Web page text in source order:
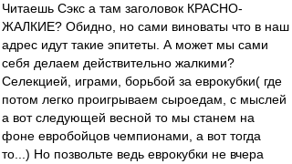
Читаешь Сэкс а там заголовок КРАСНО-
ЖАЛКИЕ? Обидно, но сами виноваты что в наш
адрес идут такие эпитеты. А может мы сами
себя делаем действительно жалкими?
Селекцией, играми, борьбой за еврокубки( где
потом легко проигрываем сыроедам, с мыслей
а вот следующей весной то мы станем на
фоне евробойцов чемпионами, а вот тогда
то...) Но позвольте ведь еврокубки не вчера